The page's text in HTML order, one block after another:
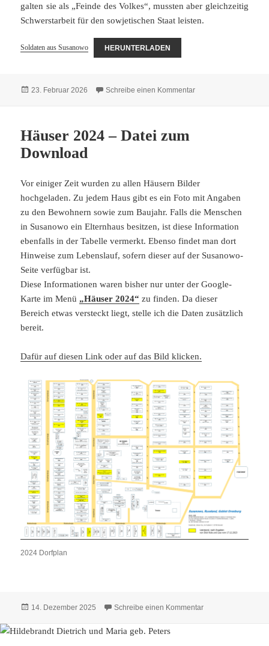
galten sie als „Feinde des Volkes“, mussten aber gleichzeitig
Schwerstarbeit für den sowjetischen Staat leisten.
Soldaten aus Susanowo HERUNTERLADEN
Veröffentlicht
23. Februar 2026 Schreibe einen Kommentarzu Soldaten aus
Häuser 2024 – Datei zum
Download
Vor einiger Zeit wurden zu allen Häusern Bilder
hochgeladen. Zu jedem Haus gibt es ein Foto mit Angaben
zu den Bewohnern sowie zum Baujahr. Falls die Menschen
in Susanowo ein Elternhaus besitzen, ist diese Information
ebenfalls in der Tabelle vermerkt. Ebenso findet man dort
Hinweise zum Lebenslauf, sofern dieser auf der Susanowo-
Seite verfügbar ist.
Diese Informationen waren bisher nur unter der Google-
Karte im Menü „Häuser 2024“ zu finden. Da dieser
Bereich etwas versteckt liegt, stelle ich die Daten zusätzlich
bereit.
Dafür auf diesen Link oder auf das Bild klicken.
2024 Dorfplan
Veröffentlicht
14. Dezember 2025 Schreibe einen Kommentarzu Häuser 2024 –